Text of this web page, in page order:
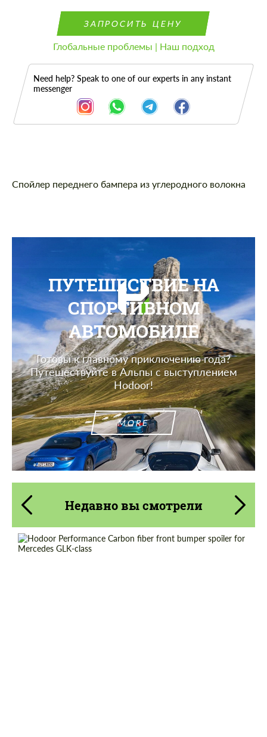
ЗАПРОСИТЬ ЦЕНУ
Глобальные проблемы | Наш подход
Need help? Speak to one of our experts in any instant
messenger
Описание
Спойлер переднего бампера из углеродного волокна
ПУТЕШЕСТВИЕ НА
СПОРТИВНОМ
АВТОМОБИЛЕ
Готовы к главному приключению года?
Путешествуйте в Альпы с выступлением
Hodoor!
MORE
Недавно вы смотрели